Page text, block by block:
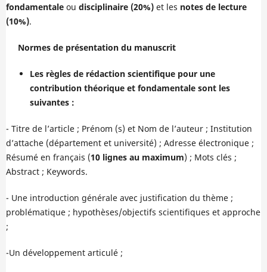
fondamentaleou disciplinaire (20%)et les notes de lecture
(10%).
Normes de présentation du manuscrit
Les règles de rédaction scientifique pour une
contribution théorique et fondamentale sont les
suivantes :
- Titre de l’article ; Prénom (s) et Nom de l’auteur ; Institution
d’attache (département et université) ; Adresse électronique ;
Résumé en français (10 lignes au maximum) ; Mots clés ;
Abstract ; Keywords.
- Une introduction générale avec justification du thème ;
problématique ; hypothèses/objectifs scientifiques et approche
;
-Un développement articulé ;